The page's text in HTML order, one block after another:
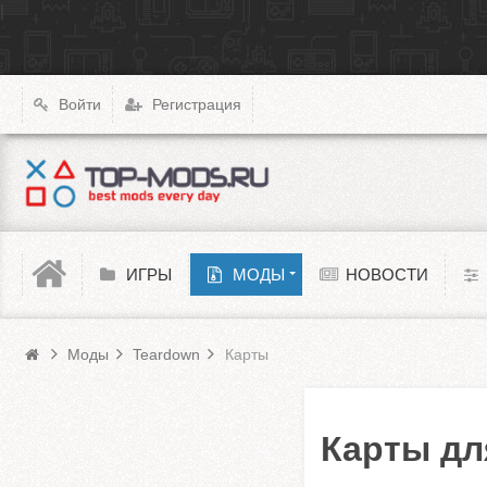
Войти Регистрация
Моды Teardown
ИГРЫ МОДЫ
XCOM: Chimera Squad
Cyberpunk 2077
Teardown
Melon Playground
Barotrauma НОВОСТИ
Моды Teardown Карты
Карты